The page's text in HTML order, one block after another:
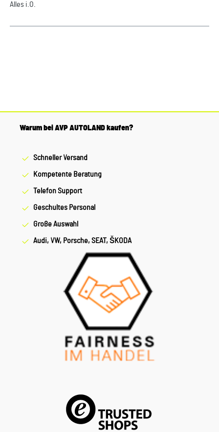
Alles i.O.
Warum bei AVP AUTOLAND kaufen?
Schneller Versand
Kompetente Beratung
Telefon Support
Geschultes Personal
Große Auswahl
Audi, VW, Porsche, SEAT, ŠKODA